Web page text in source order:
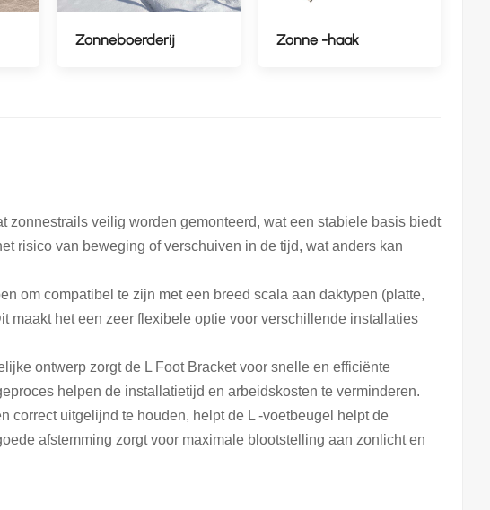
Zonneboerderij Zonne -haak
zonnestrails veilig worden gemonteerd, wat een stabiele basis biedt
risico van beweging of verschuiven in de tijd, wat anders kan
om compatibel te zijn met een breed scala aan daktypen (platte,
maakt het een zeer flexibele optie voor verschillende installaties
ontwerp zorgt de L Foot Bracket voor snelle en efficiënte
helpen de installatietijd en arbeidskosten te verminderen.
correct uitgelijnd te houden, helpt de L -voetbeugel helpt de
afstemming zorgt voor maximale blootstelling aan zonlicht en